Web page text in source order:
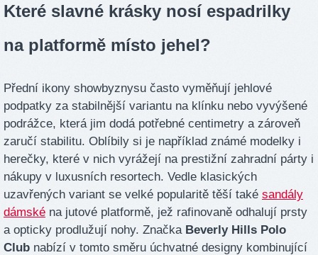
Které slavné krásky nosí espadrilky
na platformě místo jehel?
Přední ikony showbyznysu často vyměňují jehlové
podpatky za stabilnější variantu na klínku nebo vyvýšené
podrážce, která jim dodá potřebné centimetry a zároveň
zaručí stabilitu. Oblíbily si je například známé modelky i
herečky, které v nich vyrážejí na prestižní zahradní párty i
nákupy v luxusních resortech. Vedle klasických
uzavřených variant se velké popularitě těší také sandály
dámské na jutové platformě, jež rafinovaně odhalují prsty
a opticky prodlužují nohy. Značka Beverly Hills Polo
Club nabízí v tomto směru úchvatné designy kombinující